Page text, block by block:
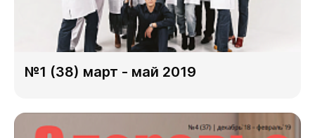
№1 (38) март - май 2019